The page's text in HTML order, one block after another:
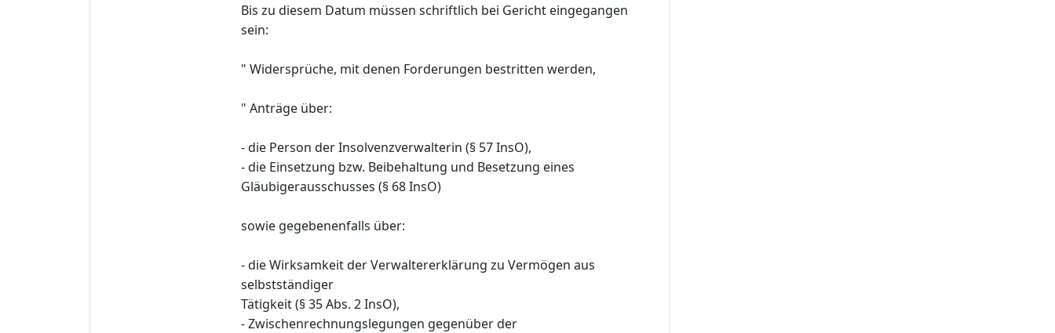
Bis zu diesem Datum müssen schriftlich bei Gericht eingegangen
sein:
" Widersprüche, mit denen Forderungen bestritten werden,
" Anträge über:
- die Person der Insolvenzverwalterin (§ 57 InsO),
- die Einsetzung bzw. Beibehaltung und Besetzung eines
Gläubigerausschusses (§ 68 InsO)
sowie gegebenenfalls über:
- die Wirksamkeit der Verwaltererklärung zu Vermögen aus
selbstständiger
Tätigkeit (§ 35 Abs. 2 InsO),
- Zwischenrechnungslegungen gegenüber der